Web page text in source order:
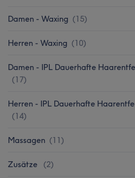
Damen - Waxing (15)
Herren - Waxing (10)
Damen - IPL Dauerhafte
(17)
Herren - IPL Dauerhafte
(14)
Massagen (11)
Zusätze (2)